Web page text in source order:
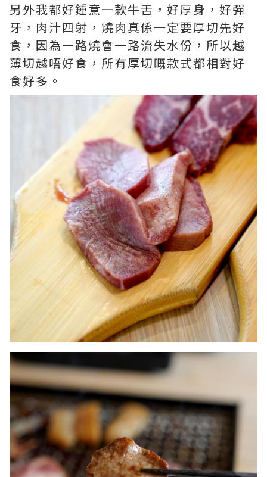
另外我都好鍾意一款牛舌，好厚身，好彈
牙，肉汁四射，燒肉真係一定要厚切先好
食，因為一路燒會一路流失水份，所以越
薄切越唔好食，所有厚切嘅款式都相對好
食好多。